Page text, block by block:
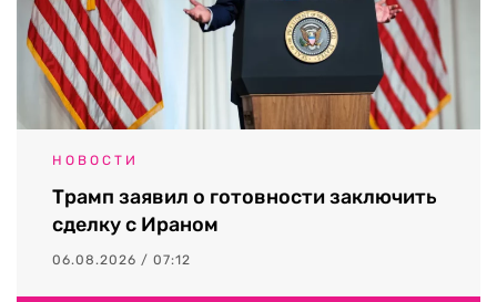
НОВОСТИ
Трамп заявил о готовности заключить
сделку с Ираном
06.08.2026 / 07:12